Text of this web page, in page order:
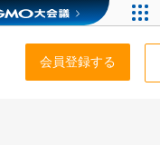
会員登録する